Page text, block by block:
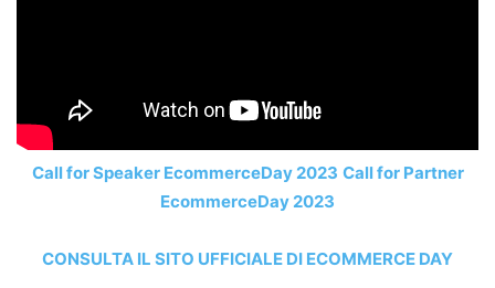
Call for Speaker EcommerceDay 2023 Call for Partner
EcommerceDay 2023
CONSULTA IL SITO UFFICIALE DI ECOMMERCE DAY